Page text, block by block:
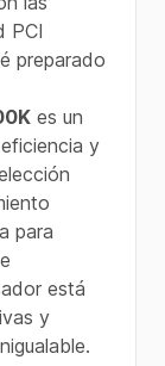
PCI
preparado
es un
y
para
está
y